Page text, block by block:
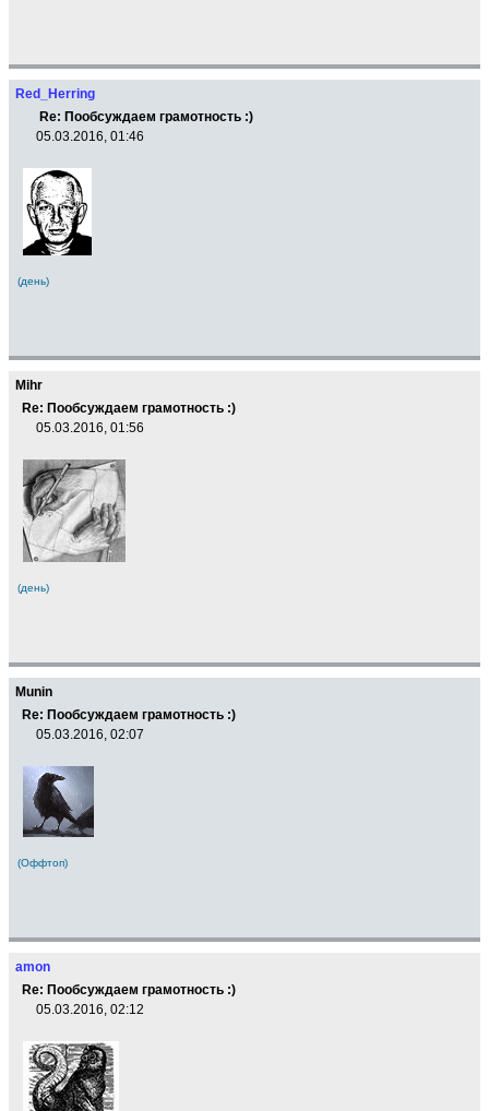
Red_Herring
Re: Пообсуждаем грамотность :)
05.03.2016, 01:46
(день)
Mihr
Re: Пообсуждаем грамотность :)
05.03.2016, 01:56
(день)
Munin
Re: Пообсуждаем грамотность :)
05.03.2016, 02:07
(Оффтоп)
amon
Re: Пообсуждаем грамотность :)
05.03.2016, 02:12